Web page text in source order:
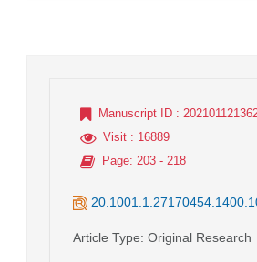
Manuscript ID :
Visit : 16889
Page: 203 - 218
Article Type: Original Research